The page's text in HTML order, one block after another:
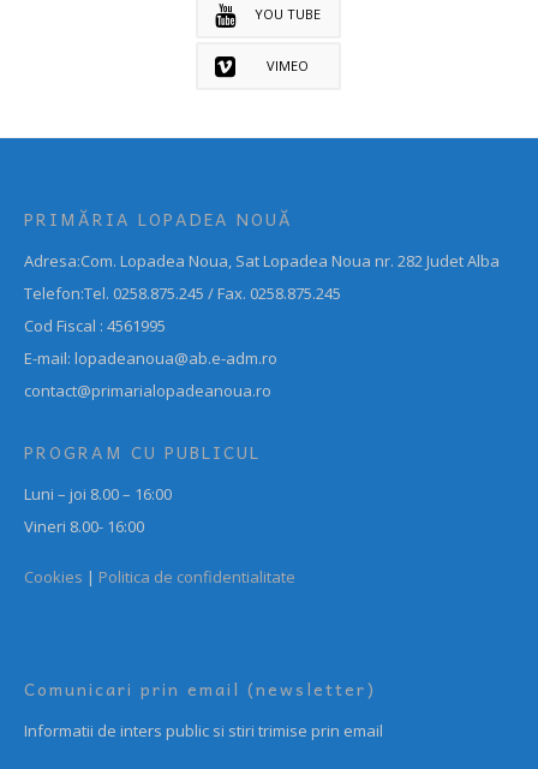
YOU TUBE
VIMEO
PRIMĂRIA LOPADEA NOUĂ
Adresa:Com. Lopadea Noua, Sat Lopadea Noua nr. 282 Judet Alba
Telefon:Tel. 0258.875.245 / Fax. 0258.875.245
Cod Fiscal : 4561995
E-mail: lopadeanoua@ab.e-adm.ro
contact@primarialopadeanoua.ro
PROGRAM CU PUBLICUL
Luni – joi 8.00 – 16:00
Vineri 8.00- 16:00
Cookies | Politica de confidentialitate
Comunicari prin email (newsletter)
Informatii de inters public si stiri trimise prin email